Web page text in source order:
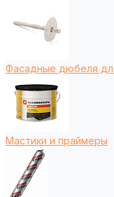
Фасадные дюбеля
Мастики и праймеры